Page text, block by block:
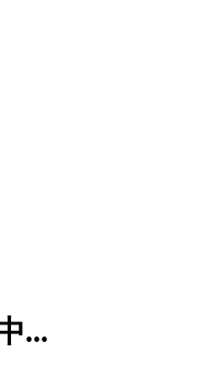
...